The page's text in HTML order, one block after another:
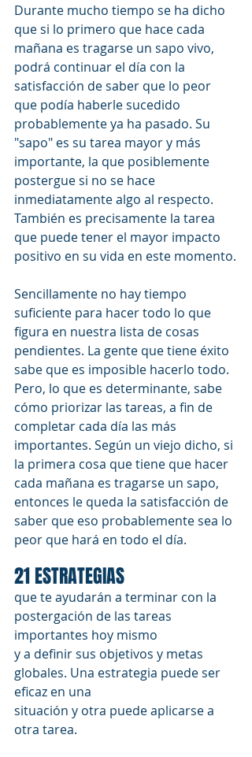
Durante mucho tiempo se ha dicho
que si lo primero que hace cada
mañana es tragarse un sapo vivo,
podrá continuar el día con la
satisfacción de saber que lo peor
que podía haberle sucedido
probablemente ya ha pasado. Su
"sapo" es su tarea mayor y más
importante, la que posiblemente
postergue si no se hace
inmediatamente algo al respecto.
También es precisamente la tarea
que puede tener el mayor impacto
positivo en su vida en este momento.
Sencillamente no hay tiempo
suficiente para hacer todo lo que
figura en nuestra lista de cosas
pendientes. La gente que tiene éxito
sabe que es imposible hacerlo todo.
Pero, lo que es determinante, sabe
cómo priorizar las tareas, a fin de
completar cada día las más
importantes. Según un viejo dicho, si
la primera cosa que tiene que hacer
cada mañana es tragarse un sapo,
entonces le queda la satisfacción de
saber que eso probablemente sea lo
peor que hará en todo el día.
21 ESTRATEGIAS
que te ayudarán a terminar con la
postergación de las tareas
importantes hoy mismo
y a definir sus objetivos y metas
globales. Una estrategia puede ser
eficaz en una
situación y otra puede aplicarse a
otra tarea.